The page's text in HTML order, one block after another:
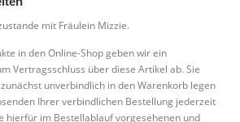
mit Fräulein Mizzie.
in den Online-Shop geben wir ein
Vertragsschluss über diese Artikel ab. Sie
unverbindlich in den Warenkorb legen
Ihrer verbindlichen Bestellung jederzeit
hierfür im Bestellablauf vorgesehenen und